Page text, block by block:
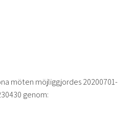
möten möjliggjordes 20200701-
genom: